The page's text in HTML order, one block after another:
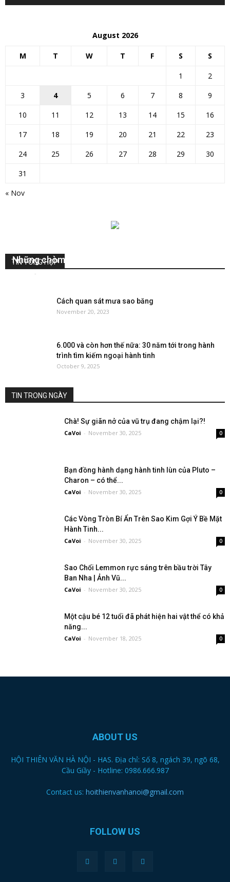
August 2026
M T W T F S S
« Nov
1
2
3
4 5 6 7 8
9
10
11 12 13 14 15
16
17
18 19 20 21 22
23
24
25 26 27 28 29
30
31
TIN TỔNG HỢP
Những chòm sao mang … nước lên bầu trời
-
Cách quan sát mưa sao băng
November 20, 2023
6.000 và còn hơn thế nữa: 30 năm tới trong hành
trình tìm kiếm ngoại hành tinh
October 9, 2025
TIN TRONG NGÀY
Chà! Sự giãn nở của vũ trụ đang chậm lại?!
CaVoi - November 30, 2025 0
Bạn đồng hành dạng hành tinh lùn của Pluto –
Charon – có thể...
CaVoi - November 30, 2025 0
Các Vòng Tròn Bí Ẩn Trên Sao Kim Gợi Ý Bề Mặt
Hành Tinh...
CaVoi - November 30, 2025 0
Sao Chổi Lemmon rực sáng trên bầu trời Tây
Ban Nha | Ảnh Vũ...
CaVoi - November 30, 2025 0
Một cậu bé 12 tuổi đã phát hiện hai vật thể có khả
năng...
CaVoi - November 18, 2025 0
ABOUT US
HỘI THIÊN VĂN HÀ NỘI - HAS. Địa chỉ: Số 8, ngách 39, ngõ 68,
Cầu Giầy - Hotline: 0986.666.987
Contact us: hoithienvanhanoi@gmail.com
FOLLOW US